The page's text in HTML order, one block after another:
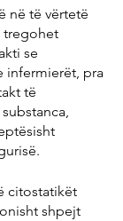
në të vërtetë
tregohet
se
infermierët, pra
të
citostatikët
shpejt